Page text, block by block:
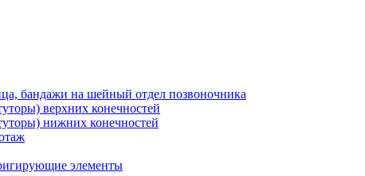
бандажи на шейный отдел позвоночника
верхних конечностей
нижних конечностей
элементы